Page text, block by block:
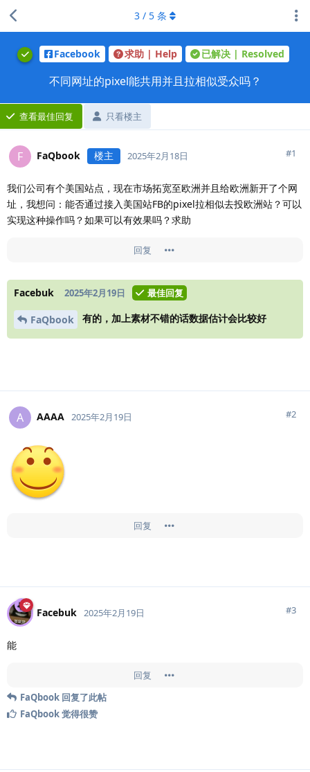
Facebook 求助 | Help 已解决 | Resolved
不同网址的pixel能共用并且拉相似受众吗？
查看最佳回复 只看楼主
3 / 5 条
F FaQbook 楼主 2025年2月18日 #1
我们公司有个美国站点，现在市场拓宽至欧洲并且给欧洲新开了个网
址，我想问：能否通过接入美国站FB的pixel拉相似去投欧洲站？可以
实现这种操作吗？如果可以有效果吗？求助
回复
Facebuk 2025年2月19日 最佳回复
FaQbook 有的，加上素材不错的话数据估计会比较好
A AAAA 2025年2月19日 #2
回复
Facebuk 2025年2月19日 #3
能
回复
FaQbook 回复了此帖
FaQbook觉得很赞